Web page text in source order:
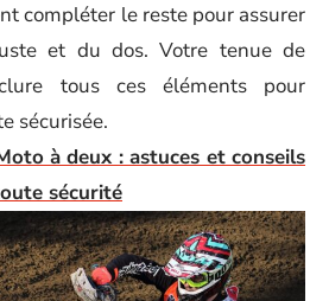
compléter le reste pour assurer
et du dos. Votre tenue de
tous ces éléments pour
sécurisée.
à deux : astuces et conseils
sécurité